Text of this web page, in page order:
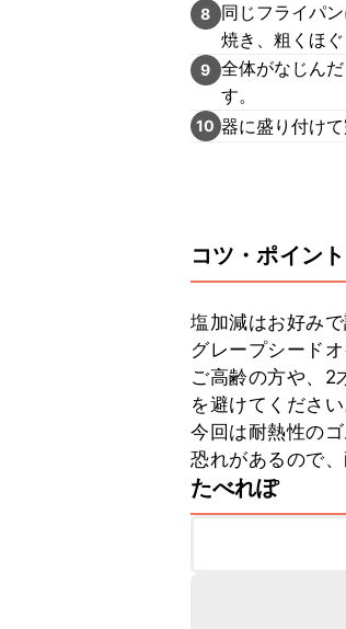
8
同じフライパ
焼き、粗くほ
9 全体がなじん
す。
10 器に盛り付けて
コツ・ポイント
塩加減はお好みで
グレープシード
ご高齢の方や、2
を避けてください
今回は耐熱性の
恐れがあるので
たべれぽ